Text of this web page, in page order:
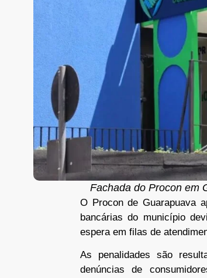
Fachada do Procon em
O Procon de Guarapuava
bancárias do município
espera em filas de
As penalidades são
denúncias de